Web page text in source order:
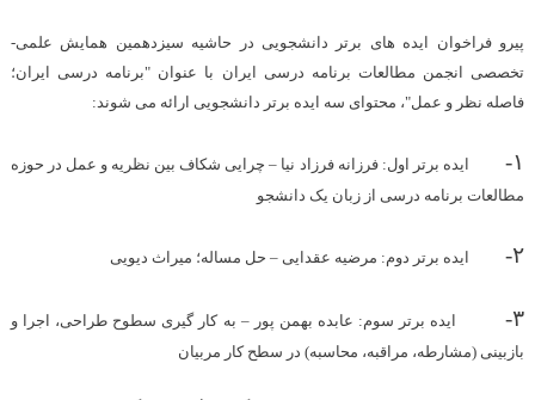
پیرو فراخوان ایده های برتر دانشجویی در حاشیه سیزدهمین همایش علمی-
تخصصی انجمن مطالعات برنامه درسی ایران با عنوان "برنامه درسی ایران؛
فاصله نظر و عمل"، محتوای سه ایده برتر دانشجویی ارائه می شوند:
۱-
ایده برتر اول: فرزانه فرزاد نیا – چرایی شکاف بین نظریه و عمل در حوزه
مطالعات برنامه درسی از زبان یک دانشجو
۲- ایده برتر دوم: مرضیه عقدایی – حل مساله؛ میراث دیویی
۳-
ایده برتر سوم: عابده بهمن پور – به کار گیری سطوح طراحی، اجرا و
بازبینی (مشارطه، مراقبه، محاسبه) در سطح کار مربیان